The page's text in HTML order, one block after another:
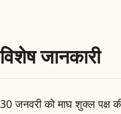
विशेष जानकारी
30 जनवरी को माघ शुक्ल पक्ष